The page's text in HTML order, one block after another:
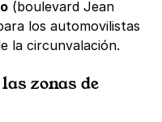
(boulevard Jean
los automovilistas
la circunvalación.
zonas de